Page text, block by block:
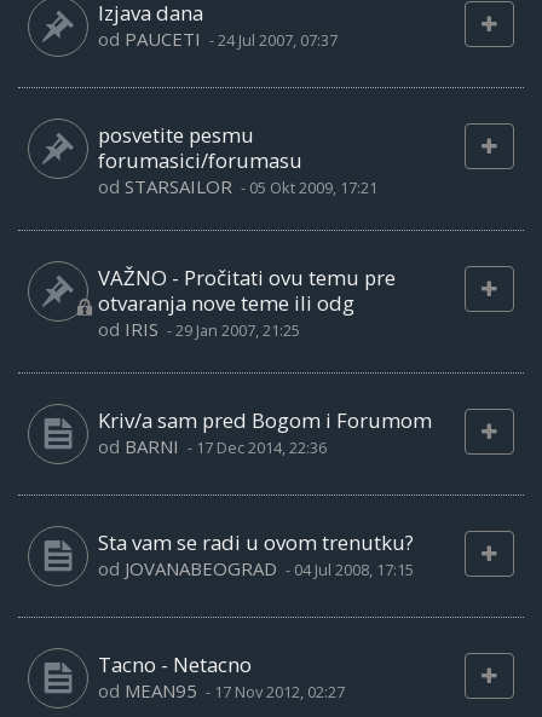
Izjava dana
od PAUCETI -24 Jul 2007, 07:37
posvetite pesmu
forumasici/forumasu
od STARSAILOR - 05 Okt 2009, 17:21
VAŽNO - Pročitati ovu temu pre
otvaranja nove teme ili odg
od IRIS -29 Jan 2007, 21:25
Kriv/a sam pred Bogom i Forumom
od BARNI - 17 Dec 2014, 22:36
Sta vam se radi u ovom trenutku?
od JOVANABEOGRAD - 04 Jul 2008, 17:15
Tacno - Netacno
od MEAN95 - 17 Nov 2012, 02:27